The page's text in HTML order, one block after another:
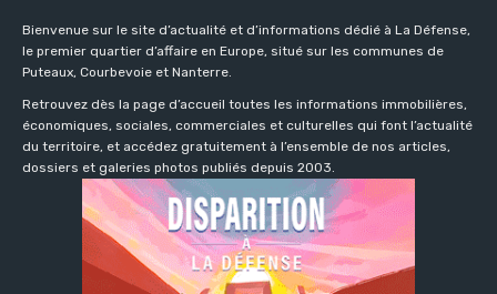
Bienvenue sur le site d’actualité et d’informations dédié à La Défense,
le premier quartier d’affaire en Europe, situé sur les communes de
Puteaux, Courbevoie et Nanterre.
Retrouvez dès la page d’accueil toutes les informations immobilières,
économiques, sociales, commerciales et culturelles qui font l’actualité
du territoire, et accédez gratuitement à l’ensemble de nos articles,
dossiers et galeries photos publiés depuis 2003.